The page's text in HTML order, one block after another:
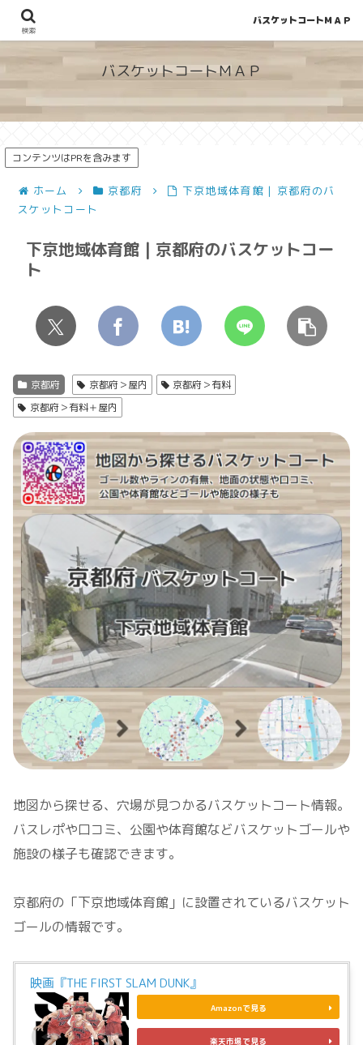
地図から探せる！穴場が見つかるバスケットコート情報
バスケットコートＭＡＰ
コンテンツはPRを含みます
ホーム 京都府
下京地域体育館 | 京都府のバ
スケットコート
下京地域体育館 | 京都府のバスケットコー
ト
京都府 京都府＞屋内
京都府＞有料
京都府＞有料＋屋内
地図から探せる、穴場が見つかるバスケットコート情報。
バスレポや口コミ、公園や体育館などバスケットゴールや
施設の様子も確認できます。
京都府の「下京地域体育館」に設置されているバスケット
ゴールの情報です。
映画『THE FIRST SLAM DUNK』
Amazonで見る
楽天市場で見る
検索
バスケットコートＭＡＰ